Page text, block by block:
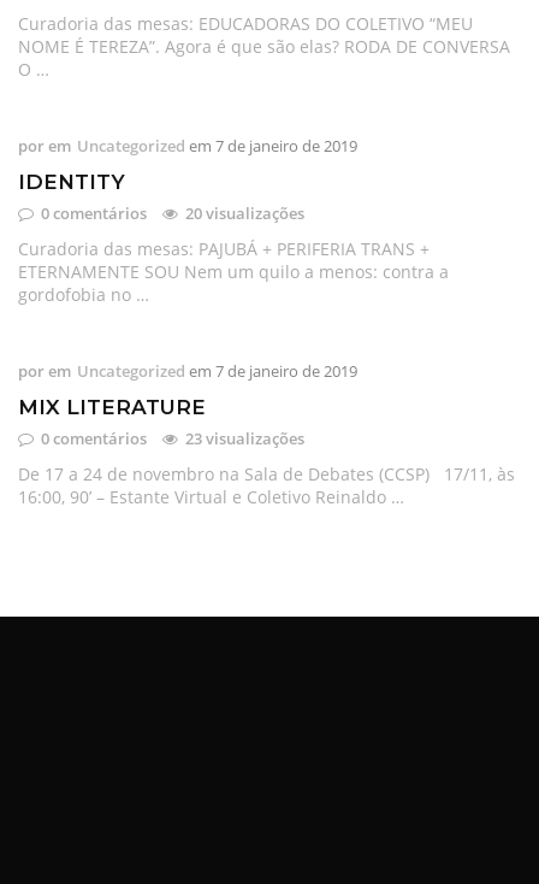
Curadoria das mesas: EDUCADORAS DO COLETIVO “MEU
NOME É TEREZA”. Agora é que são elas? RODA DE CONVERSA
O …
porem Uncategorized em 7 de janeiro de 2019
IDENTITY
0 comentários 20 visualizações
Curadoria das mesas: PAJUBÁ + PERIFERIA TRANS +
ETERNAMENTE SOU Nem um quilo a menos: contra a
gordofobia no …
porem Uncategorized em 7 de janeiro de 2019
MIX LITERATURE
0 comentários 23 visualizações
De 17 a 24 de novembro na Sala de Debates (CCSP) 17/11, às
16:00, 90’ – Estante Virtual e Coletivo Reinaldo …